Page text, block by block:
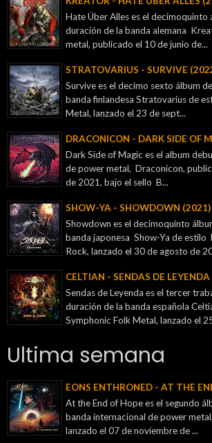
Hate Über Alles es el decimoquinto
duración de la banda alemana
metal, publicado el 10 de junio de...
STRATOVARIUS - SURVIVE
Survive es el decimo sexto álbum
banda finlandesa Stratovarius de
Metal, lanzado el 23 de sept...
DRACONICON - DARK SIDE OF
Dark Side of Magic es el album
de power metal, Draconicon,
de 2021, bajo el sello B...
SHOW-YA - SHOWDOWN (2021)
Showdown es el decimoquinto
banda japonesa Show-Ya de
Rock, lanzado el 30 de agosto de
CELTIAN - SENDAS DE
Sendas de Leyenda es el tercer
duración de la banda española
Symphonic Folk Metal, lanzado el
Ultima semana
EONS ENTHRONED - AT THE
At the End of Hope es el segundo
banda internacional de power
lanzado el 07 de noviembre de ...